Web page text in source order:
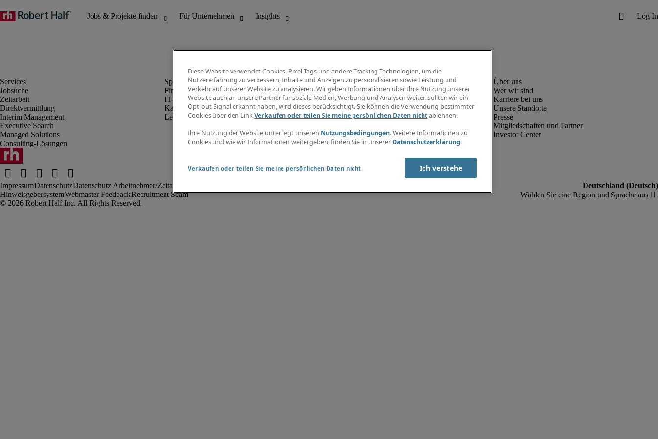
Jobsuche
Zeitarbeit
Direktvermittlung
Interim Management
Executive Search
Managed Solutions
Consulting-Lösungen
Finanz- & Rechnungswesen
IT-Bereich
Kaufmännischer Bereich
Legal
Info Center
Jobübersicht
Gehaltsübersicht
E-Learning
Wer wir sind
Karriere bei uns
Unsere Standorte
Presse
Mitgliedschaften und Partner
Investor Center
ImpressumDatenschutzDatenschutz Arbeitnehmer/Zeitarbeitskräfte
HinweisgebersystemWebmaster FeedbackRecruitment Scam
Diese Website verwendet Cookies, Pixel-Tags und andere Tracking-Technologien, um die
Nutzererfahrung zu verbessern, Inhalte und Anzeigen zu personalisieren sowie Leistung und
Verkehr auf unserer Website zu analysieren. Wir geben Informationen über Ihre Nutzung unserer
Website auch an unsere Partner für soziale Medien, Werbung und Analysen weiter. Sollten wir ein
Opt-out-Signal erkannt haben, wird dieses berücksichtigt. Sie können die Verwendung bestimmter
Cookies über den LinkVerkaufen oder teilen Sie meine persönlichen Daten nichtablehnen.
Ihre Nutzung der Website unterliegt unseren Nutzungsbedingungen. Weitere Informationen zu
Cookies und wie wir Informationen weitergeben, finden Sie in unserer Datenschutzerklärung.
Verkaufen oder teilen Sie meine persönlichen Daten nicht Ich verstehe